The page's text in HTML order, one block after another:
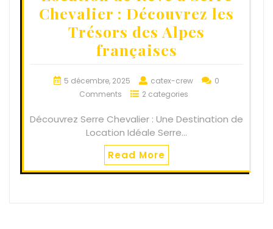
Chevalier : Découvrez les
Trésors des Alpes
françaises
5 décembre, 2025 catex-crew
0
Comments
2 categories
Découvrez Serre Chevalier : Une Destination de
Location Idéale Serre…
Read More